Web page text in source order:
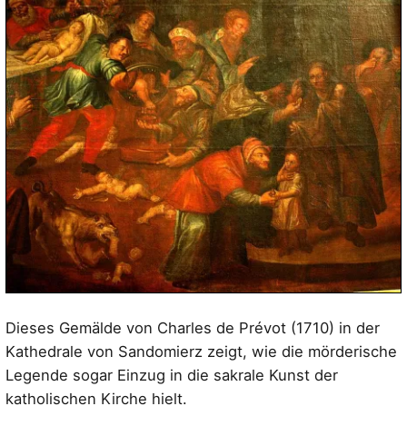
Dieses Gemälde von Charles de Prévot (1710) in der
Kathedrale von Sandomierz zeigt, wie die mörderische
Legende sogar Einzug in die sakrale Kunst der
katholischen Kirche hielt.